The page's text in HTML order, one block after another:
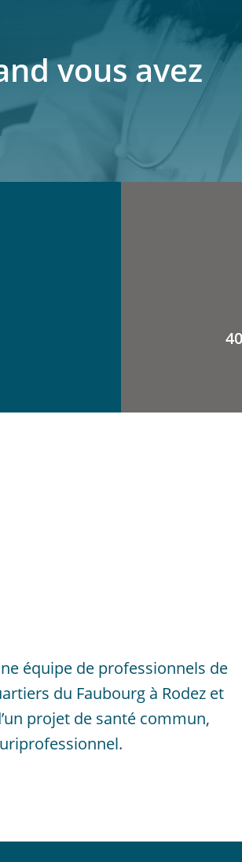
vous avez
équipe de professionnels de
du Faubourg à Rodez et
projet de santé commun,